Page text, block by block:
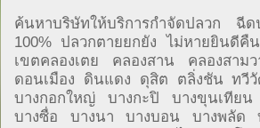
ค้นหาบริษัทให้บริการกำจัดปลวก
100% ปลวกตายยกยัง ไม่หายยินดีคื
เขตคลองเตย คลองสาน คลองสา
ดอนเมือง ดินแดง ดุสิต ตลิ่งชัน ทวี
บางกอกใหญ่ บางกะปิ บางขุนเทีย
บางซื่อ บางนา บางบอน บางพลัด